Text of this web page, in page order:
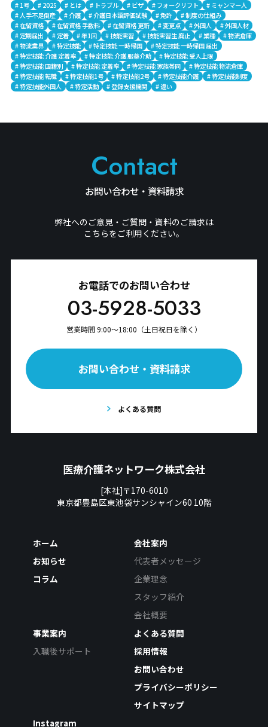
# 1号 # 2025 # とは # トラブル # ビザ # フォークリフト
# ミャンマー人
# 人手不足倒産
# 介護 # 介護日本語評価試験 # 免許
# 制度の仕組み
# 在留資格
# 在留資格 手数料 # 在留資格 更新 # 変更点 # 外国人
# 外国人材
# 定期届出
# 定着 # 年1回 # 技能実習 # 技能実習生 廃止 # 業種
# 物流倉庫
# 物流業界
# 特定技能 # 特定技能 一時帰国
# 特定技能 一時帰国 届出
# 特定技能 介護 定着率
# 特定技能 介護 服薬介助
# 特定技能 受入上限
# 特定技能 国籍別
# 特定技能 定着率 # 特定技能 家族帯同
# 特定技能 物流倉庫
# 特定技能 転職
# 特定技能1号 # 特定技能2号 # 特定技能介護
# 特定技能制度
# 特定技能外国人
# 特定活動 # 登録支援機関 # 違い
Contact
お問い合わせ・資料請求
弊社へのご意見・ご質問・資料のご請求は
こちらをご利用ください。
お電話でのお問い合わせ
03-5928-5033
営業時間 9:00〜18:00（土日祝日を除く）
お問い合わせ・資料請求
よくある質問
医療介護ネットワーク株式会社
[本社]〒170-6010
東京都豊島区東池袋サンシャイン60 10階
ホーム
お知らせ
コラム
会社案内
代表者メッセージ
企業理念
スタッフ紹介
会社概要
事業案内
入職後サポート
よくある質問
採用情報
お問い合わせ
プライバシーポリシー
サイトマップ
Instagram